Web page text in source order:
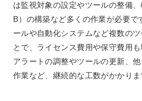
は監視対象の設定やツールの整備
B）の構築など多くの作業が必要で
ールや自動化システムなど複数の
とで、ライセンス費用や保守費用
アラートの調整やツールの更新、
作業など、継続的な工数がかかりま